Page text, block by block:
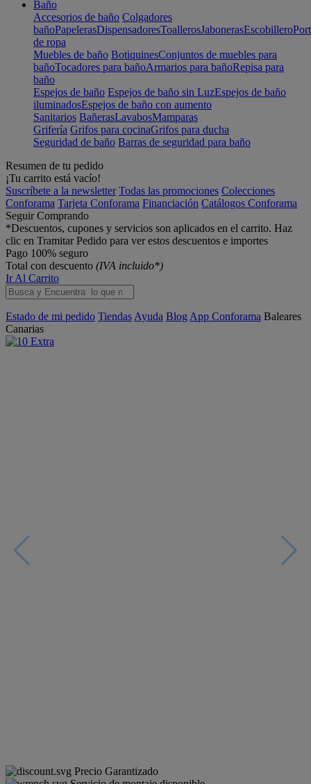
Baño
Accesorios de baño Colgadores
bañoPapelerasDispensadoresToallerosJabonerasEscobillero
de ropa
Muebles de baño BotiquinesConjuntos de muebles para
bañoTocadores para bañoArmarios para bañoRepisa para
baño
Espejos de baño Espejos de baño sin LuzEspejos de baño
iluminadosEspejos de baño con aumento
Sanitarios BañerasLavabosMamparas
Grifería Grifos para cocinaGrifos para ducha
Seguridad de baño Barras de seguridad para baño
Resumen de tu pedido
¡Tu carrito está vacío!
Suscríbete a la newsletter Todas las promociones Colecciones
Conforama Tarjeta Conforama Financiación Catálogos Conforama
Seguir Comprando
*Descuentos, cupones y servicios son aplicados en el carrito. Haz
clic en Tramitar Pedido para ver estos descuentos e importes
Pago 100% seguro
Total con descuento (IVA incluido*)
Ir Al Carrito
Estado de mi pedido Tiendas Ayuda Blog App Conforama Baleares
Canarias
Precio Garantizado